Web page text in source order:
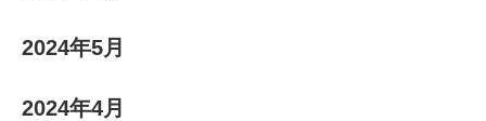
2024年5月
2024年4月